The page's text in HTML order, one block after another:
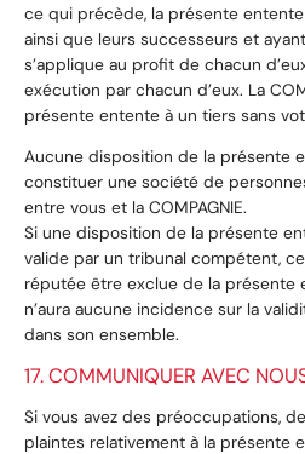
ce qui précède, la présente
ainsi que leurs successeurs et
s’applique au profit de chacun
exécution par chacun d’eux. La
présente entente à un tiers sans
Aucune disposition de la présente
constituer une société de
entre vous et la COMPAGNIE.
Si une disposition de la présente
valide par un tribunal compétent,
réputée être exclue de la présente
n’aura aucune incidence sur la
dans son ensemble.
17. COMMUNIQUER AVEC
Si vous avez des préoccupations,
plaintes relativement à la présente